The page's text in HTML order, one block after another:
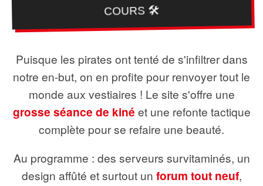
COURS 🛠️
Puisque les pirates ont tenté de s'infiltrer dans
notre en-but, on en profite pour renvoyer tout le
monde aux vestiaires ! Le site s'offre une
grosse séance de kiné et une refonte tactique
complète pour se refaire une beauté.
Au programme : des serveurs survitaminés, un
design affûté et surtout un forum tout neuf,